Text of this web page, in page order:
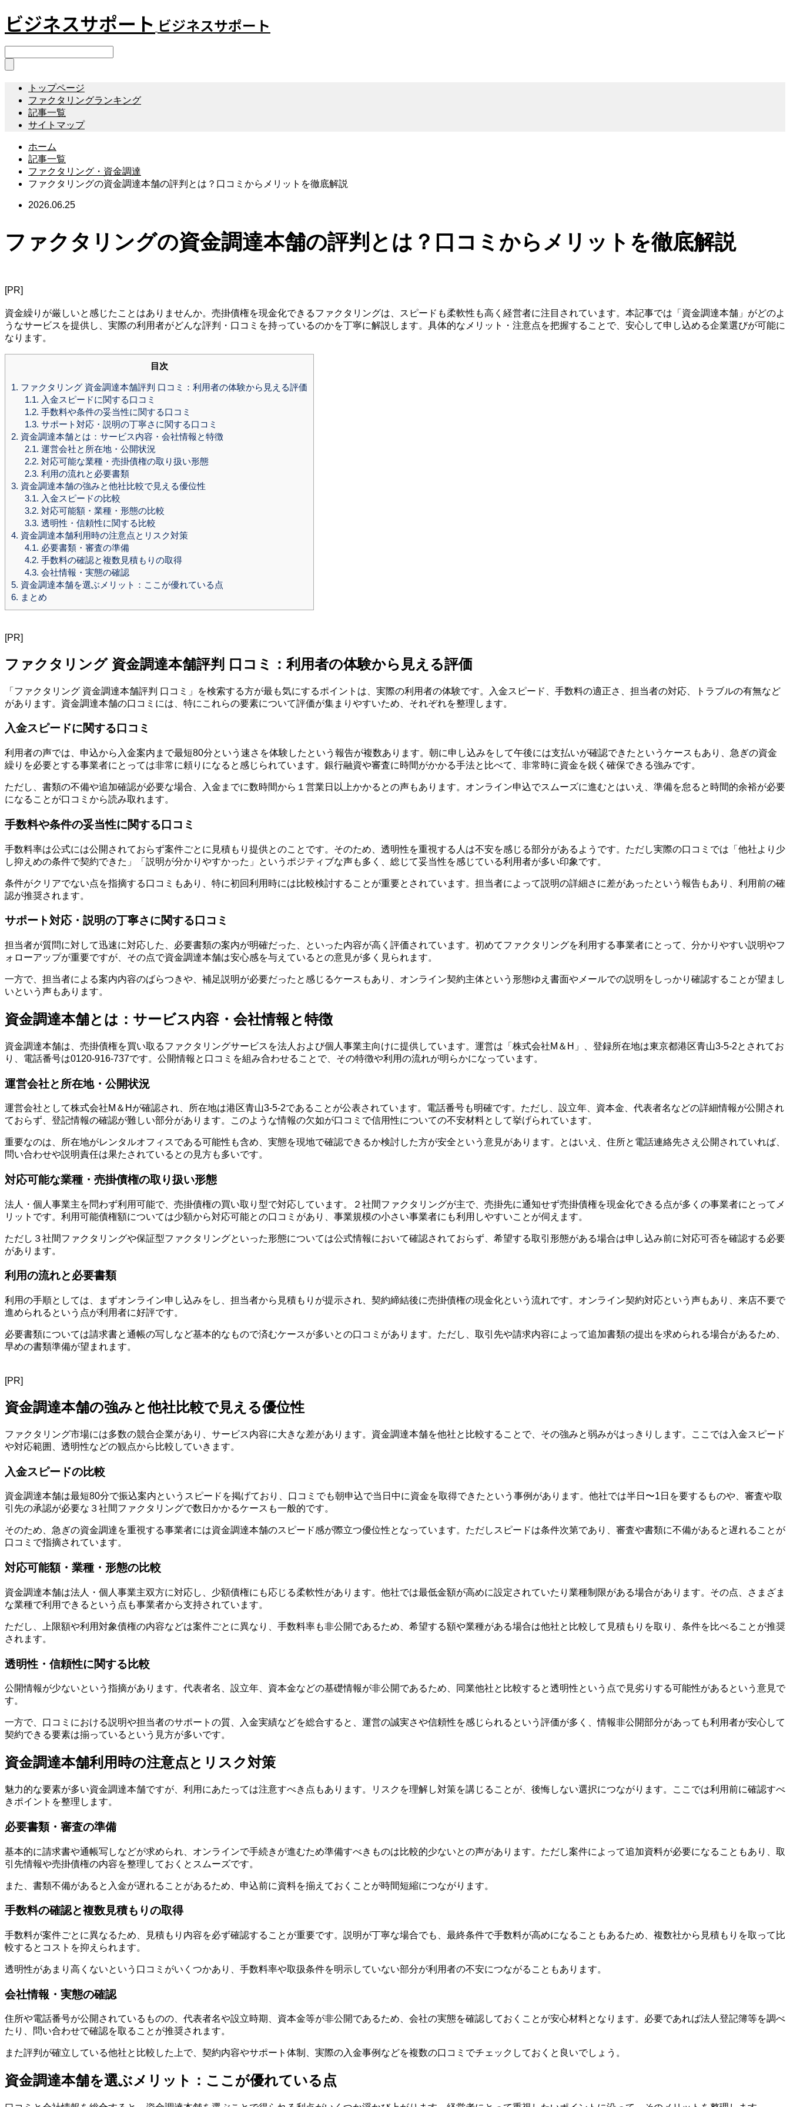
ビジネスサポート ビジネスサポート
トップページ
ファクタリングランキング
記事一覧
サイトマップ
ホーム
記事一覧
ファクタリング・資金調達
ファクタリングの資金調達本舗の評判とは？口コミからメリットを徹底解説
2026.06.25
ファクタリングの資金調達本舗の評判とは？口コミからメリットを徹底解説
[PR]
資金繰りが厳しいと感じたことはありませんか。売掛債権を現金化できるファクタリングは、スピードも柔軟性も高く経営者に注目されています。本記事では「資金調達本舗」がどのよ
うなサービスを提供し、実際の利用者がどんな評判・口コミを持っているのかを丁寧に解説します。具体的なメリット・注意点を把握することで、安心して申し込める企業選びが可能に
なります。
目次
1. ファクタリング 資金調達本舗評判 口コミ：利用者の体験から見える評価
1.1. 入金スピードに関する口コミ
1.2. 手数料や条件の妥当性に関する口コミ
1.3. サポート対応・説明の丁寧さに関する口コミ
2. 資金調達本舗とは：サービス内容・会社情報と特徴
2.1. 運営会社と所在地・公開状況
2.2. 対応可能な業種・売掛債権の取り扱い形態
2.3. 利用の流れと必要書類
3. 資金調達本舗の強みと他社比較で見える優位性
3.1. 入金スピードの比較
3.2. 対応可能額・業種・形態の比較
3.3. 透明性・信頼性に関する比較
4. 資金調達本舗利用時の注意点とリスク対策
4.1. 必要書類・審査の準備
4.2. 手数料の確認と複数見積もりの取得
4.3. 会社情報・実態の確認
5. 資金調達本舗を選ぶメリット：ここが優れている点
6. まとめ
[PR]
ファクタリング 資金調達本舗評判 口コミ：利用者の体験から見える評価
「ファクタリング 資金調達本舗評判 口コミ」を検索する方が最も気にするポイントは、実際の利用者の体験です。入金スピード、手数料の適正さ、担当者の対応、トラブルの有無など
があります。資金調達本舗の口コミには、特にこれらの要素について評価が集まりやすいため、それぞれを整理します。
入金スピードに関する口コミ
利用者の声では、申込から入金案内まで最短80分という速さを体験したという報告が複数あります。朝に申し込みをして午後には支払いが確認できたというケースもあり、急ぎの資金
繰りを必要とする事業者にとっては非常に頼りになると感じられています。銀行融資や審査に時間がかかる手法と比べて、非常時に資金を鋭く確保できる強みです。
ただし、書類の不備や追加確認が必要な場合、入金までに数時間から１営業日以上かかるとの声もあります。オンライン申込でスムーズに進むとはいえ、準備を怠ると時間的余裕が必要
になることが口コミから読み取れます。
手数料や条件の妥当性に関する口コミ
手数料率は公式には公開されておらず案件ごとに見積もり提供とのことです。そのため、透明性を重視する人は不安を感じる部分があるようです。ただし実際の口コミでは「他社より少
し抑えめの条件で契約できた」「説明が分かりやすかった」というポジティブな声も多く、総じて妥当性を感じている利用者が多い印象です。
条件がクリアでない点を指摘する口コミもあり、特に初回利用時には比較検討することが重要とされています。担当者によって説明の詳細さに差があったという報告もあり、利用前の確
認が推奨されます。
サポート対応・説明の丁寧さに関する口コミ
担当者が質問に対して迅速に対応した、必要書類の案内が明確だった、といった内容が高く評価されています。初めてファクタリングを利用する事業者にとって、分かりやすい説明やフ
ォローアップが重要ですが、その点で資金調達本舗は安心感を与えているとの意見が多く見られます。
一方で、担当者による案内内容のばらつきや、補足説明が必要だったと感じるケースもあり、オンライン契約主体という形態ゆえ書面やメールでの説明をしっかり確認することが望まし
いという声もあります。
資金調達本舗とは：サービス内容・会社情報と特徴
資金調達本舗は、売掛債権を買い取るファクタリングサービスを法人および個人事業主向けに提供しています。運営は「株式会社M＆H」、登録所在地は東京都港区青山3-5-2とされてお
り、電話番号は0120-916-737です。公開情報と口コミを組み合わせることで、その特徴や利用の流れが明らかになっています。
運営会社と所在地・公開状況
運営会社として株式会社M＆Hが確認され、所在地は港区青山3-5-2であることが公表されています。電話番号も明確です。ただし、設立年、資本金、代表者名などの詳細情報が公開され
ておらず、登記情報の確認が難しい部分があります。このような情報の欠如が口コミで信用性についての不安材料として挙げられています。
重要なのは、所在地がレンタルオフィスである可能性も含め、実態を現地で確認できるか検討した方が安全という意見があります。とはいえ、住所と電話連絡先さえ公開されていれば、
問い合わせや説明責任は果たされているとの見方も多いです。
対応可能な業種・売掛債権の取り扱い形態
法人・個人事業主を問わず利用可能で、売掛債権の買い取り型で対応しています。２社間ファクタリングが主で、売掛先に通知せず売掛債権を現金化できる点が多くの事業者にとってメ
リットです。利用可能債権額については少額から対応可能との口コミがあり、事業規模の小さい事業者にも利用しやすいことが伺えます。
ただし３社間ファクタリングや保証型ファクタリングといった形態については公式情報において確認されておらず、希望する取引形態がある場合は申し込み前に対応可否を確認する必要
があります。
利用の流れと必要書類
利用の手順としては、まずオンライン申し込みをし、担当者から見積もりが提示され、契約締結後に売掛債権の現金化という流れです。オンライン契約対応という声もあり、来店不要で
進められるという点が利用者に好評です。
必要書類については請求書と通帳の写しなど基本的なもので済むケースが多いとの口コミがあります。ただし、取引先や請求内容によって追加書類の提出を求められる場合があるため、
早めの書類準備が望まれます。
[PR]
資金調達本舗の強みと他社比較で見える優位性
ファクタリング市場には多数の競合企業があり、サービス内容に大きな差があります。資金調達本舗を他社と比較することで、その強みと弱みがはっきりします。ここでは入金スピード
や対応範囲、透明性などの観点から比較していきます。
入金スピードの比較
資金調達本舗は最短80分で振込案内というスピードを掲げており、口コミでも朝申込で当日中に資金を取得できたという事例があります。他社では半日〜1日を要するものや、審査や取
引先の承認が必要な３社間ファクタリングで数日かかるケースも一般的です。
そのため、急ぎの資金調達を重視する事業者には資金調達本舗のスピード感が際立つ優位性となっています。ただしスピードは条件次第であり、審査や書類に不備があると遅れることが
口コミで指摘されています。
対応可能額・業種・形態の比較
資金調達本舗は法人・個人事業主双方に対応し、少額債権にも応じる柔軟性があります。他社では最低金額が高めに設定されていたり業種制限がある場合があります。その点、さまざま
な業種で利用できるという点も事業者から支持されています。
ただし、上限額や利用対象債権の内容などは案件ごとに異なり、手数料率も非公開であるため、希望する額や業種がある場合は他社と比較して見積もりを取り、条件を比べることが推奨
されます。
透明性・信頼性に関する比較
公開情報が少ないという指摘があります。代表者名、設立年、資本金などの基礎情報が非公開であるため、同業他社と比較すると透明性という点で見劣りする可能性があるという意見で
す。
一方で、口コミにおける説明や担当者のサポートの質、入金実績などを総合すると、運営の誠実さや信頼性を感じられるという評価が多く、情報非公開部分があっても利用者が安心して
契約できる要素は揃っているという見方が多いです。
資金調達本舗利用時の注意点とリスク対策
魅力的な要素が多い資金調達本舗ですが、利用にあたっては注意すべき点もあります。リスクを理解し対策を講じることが、後悔しない選択につながります。ここでは利用前に確認すべ
きポイントを整理します。
必要書類・審査の準備
基本的に請求書や通帳写しなどが求められ、オンラインで手続きが進むため準備すべきものは比較的少ないとの声があります。ただし案件によって追加資料が必要になることもあり、取
引先情報や売掛債権の内容を整理しておくとスムーズです。
また、書類不備があると入金が遅れることがあるため、申込前に資料を揃えておくことが時間短縮につながります。
手数料の確認と複数見積もりの取得
手数料が案件ごとに異なるため、見積もり内容を必ず確認することが重要です。説明が丁寧な場合でも、最終条件で手数料が高めになることもあるため、複数社から見積もりを取って比
較するとコストを抑えられます。
透明性があまり高くないという口コミがいくつかあり、手数料率や取扱条件を明示していない部分が利用者の不安につながることもあります。
会社情報・実態の確認
住所や電話番号が公開されているものの、代表者名や設立時期、資本金等が非公開であるため、会社の実態を確認しておくことが安心材料となります。必要であれば法人登記簿等を調べ
たり、問い合わせで確認を取ることが推奨されます。
また評判が確立している他社と比較した上で、契約内容やサポート体制、実際の入金事例などを複数の口コミでチェックしておくと良いでしょう。
資金調達本舗を選ぶメリット：ここが優れている点